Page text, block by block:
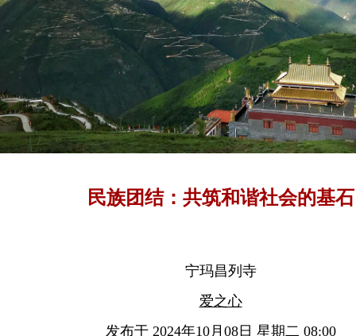
民族团结：共筑和谐社会的基石
宁玛昌列寺
爱之心
发布于 2024年10月08日 星期二 08:00